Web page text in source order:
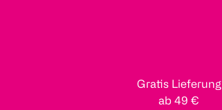
Gratis Lieferung
ab 49 €